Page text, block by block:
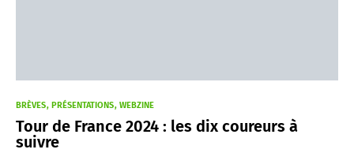
BRÈVES PRÉSENTATIONS WEBZINE
Tour de France 2024 : les dix coureurs à
suivre